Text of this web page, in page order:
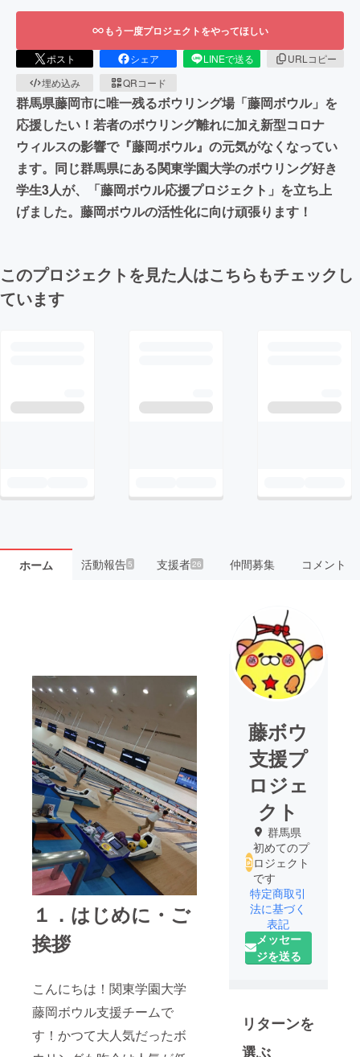
もう一度プロジェクトをやってほしい
ポスト シェア LINEで送る
URLコピー
埋め込み
QRコード
群馬県藤岡市に唯一残るボウリング場「藤岡ボウル」を
応援したい！若者のボウリング離れに加え新型コロナ
ウィルスの影響で『藤岡ボウル』の元気がなくなってい
ます。同じ群馬県にある関東学園大学のボウリング好き
学生3人が、「藤岡ボウル応援プロジェクト」を立ち上
げました。藤岡ボウルの活性化に向け頑張ります！
このプロジェクトを見た人はこちらもチェックし
ています
ホーム 活動報告5 支援者26 仲間募集 コメント
１．はじめに・ご
挨拶
こんにちは！関東学園大学
藤岡ボウル支援チームで
す！かつて大人気だったボ
藤ボウ
支援プ
ロジェ
クト
群馬県
初めてのプ
ロジェクト
です
特定商取引
法に基づく
表記
メッセー
ジを送る
リターンを
選ぶ